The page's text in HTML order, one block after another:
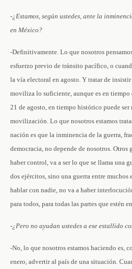
-¿Estamos, según ustedes, ante la
en México?
-Definitivamente. Lo que nosotros
esfuerzo previo de tránsito pacífico, o
la vía electoral en agosto. Y tratar de
moviliza lo suficiente, aunque es en tiempo
21 de agosto, en tiempo histórico puede ser
movilización. Lo que nosotros estamos
nación es que la inminencia de la guerra,
democracia, no depende de nosotros. Otros
haber control, va a ser lo que se llama una
dos ejércitos, sino una guerra entre muchos
hablar con nadie, no va a haber
para todos, para todas las partes que estén
-¿Pero no ayudan ustedes a ese estallido
-No, lo que nosotros estamos haciendo es,
enero, advertir al país de una situación.